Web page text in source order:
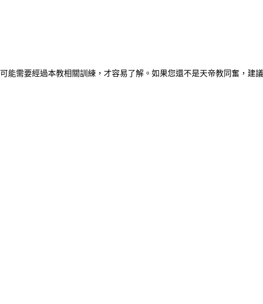
能需要經過本教相關訓練，才容易了解。如果您還不是天帝教同奮，建